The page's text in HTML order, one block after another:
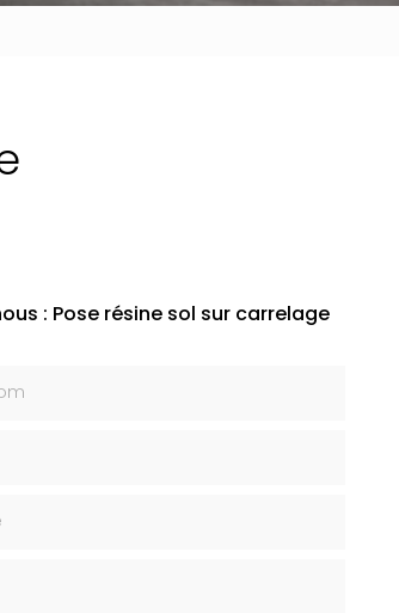
: Pose résine sol sur carrelage